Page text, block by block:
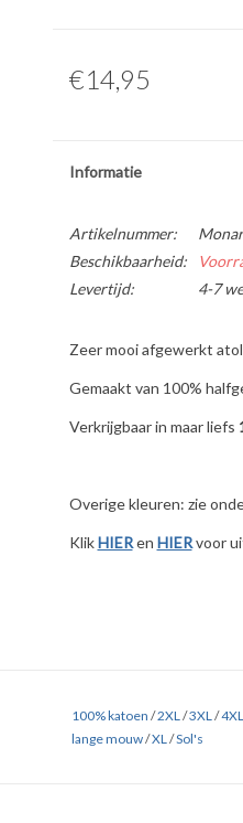
€14,95
Informatie
Artikelnummer:
Beschikbaarheid:
Levertijd:
4-7
Zeer mooi afgewerkt
Gemaakt van 100%
Verkrijgbaar in maar liefs
Overige kleuren: zie
KlikHIERen HIERvoor
100% katoen /2XL /3XL /4XL
lange mouw/XL /Sol's